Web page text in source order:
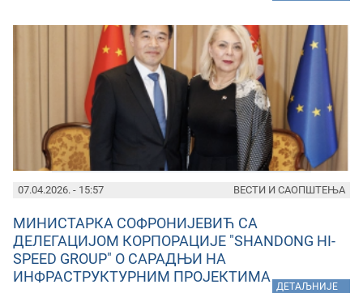
07.04.2026. - 15:57
МИНИСТАРКА СОФРОНИЈЕВИЋ СА
ДЕЛЕГАЦИЈОМ КОРПОРАЦИЈЕ "SHANDONG HI-
SPEED GROUP" О САРАДЊИ НА
ИНФРАСТРУКТУРНИМ ПРОЈЕКТИМА
ДЕТАЉНИЈЕ
ВЕСТИ И САОПШТЕЊА